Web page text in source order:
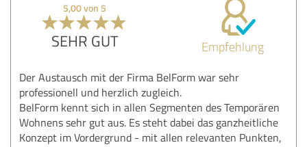
5,00 von 5
SEHR GUT Empfehlung
Der Austausch mit der Firma BelForm war sehr
professionell und herzlich zugleich.
BelForm kennt sich in allen Segmenten des Temporären
Wohnens sehr gut aus. Es steht dabei das ganzheitliche
Konzept im Vordergrund - mit allen relevanten Punkten,